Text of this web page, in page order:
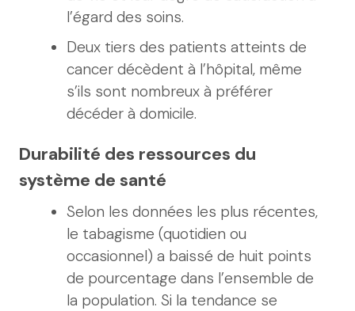
l’égard des soins.
Deux tiers des patients atteints de
cancer décèdent à l’hôpital, même
s’ils sont nombreux à préférer
décéder à domicile.
Durabilité des ressources du
système de santé
Selon les données les plus récentes,
le tabagisme (quotidien ou
occasionnel) a baissé de huit points
de pourcentage dans l’ensemble de
la population. Si la tendance se